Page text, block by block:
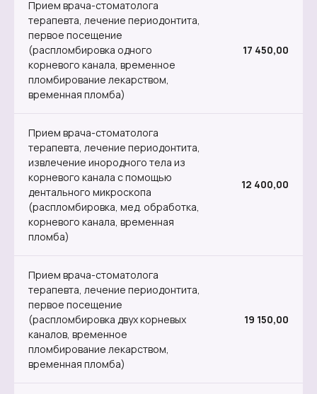
Прием врача-стоматолога
терапевта, лечение периодонтита,
первое посещение
(распломбировка одного
корневого канала, временное
пломбирование лекарством,
временная пломба)
17 450,00
Прием врача-стоматолога
терапевта, лечение периодонтита,
извлечение инородного тела из
корневого канала с помощью
дентального микроскопа
(распломбировка, мед. обработка,
корневого канала, временная
пломба)
12 400,00
Прием врача-стоматолога
терапевта, лечение периодонтита,
первое посещение
(распломбировка двух корневых
каналов, временное
пломбирование лекарством,
временная пломба)
19 150,00